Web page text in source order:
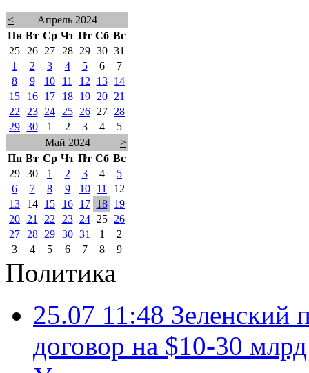
<
Апрель 2024
Пн Вт Ср Чт Пт Сб Вс
25
26 27 28 29 30 31
1
2 3 4 5 6
7
8
9 10 11 12 13
14
15
16 17 18 19 20
21
22
23 24 25 26 27
28
29 30 1 2 3 4
5
Май 2024
>
Пн Вт Ср Чт Пт Сб Вс
29 30 1 2 3 4
5
6
7 8 9 10 11
12
13
14 15 16 17 18
19
20
21 22 23 24 25
26
27
28 29 30 31 1
2
3
4 5 6 7 8 9
Политика
25.07 11:48 Зеленский
договор на $10-30